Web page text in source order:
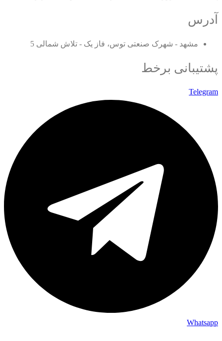
آدرس
مشهد - شهرک صنعتی توس، فاز یک - تلاش شمالی 5
پشتیبانی برخط
Telegram
Whatsapp